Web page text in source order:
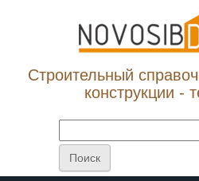
Строительный
конструкции -